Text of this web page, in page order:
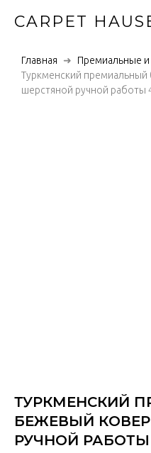
CARPET
Главная
Премиальные
Туркменский
шерстяной ручной работы
ТУРКМЕНСКИЙ
БЕЖЕВЫЙ
РУЧНОЙ РАБОТЫ